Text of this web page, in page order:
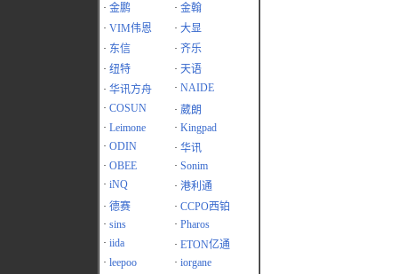
· 金鹏 · 金翰
· VIM伟恩 · 大显
· 东信 · 齐乐
· 纽特 · 天语
· 华讯方舟 · NAIDE
· COSUN · 葳朗
· Leimone · Kingpad
· ODIN · 华讯
· OBEE · Sonim
· iNQ · 港利通
· 德赛 · CCPO西铂
· sins · Pharos
· iida · ETON亿通
· leepoo · iorgane